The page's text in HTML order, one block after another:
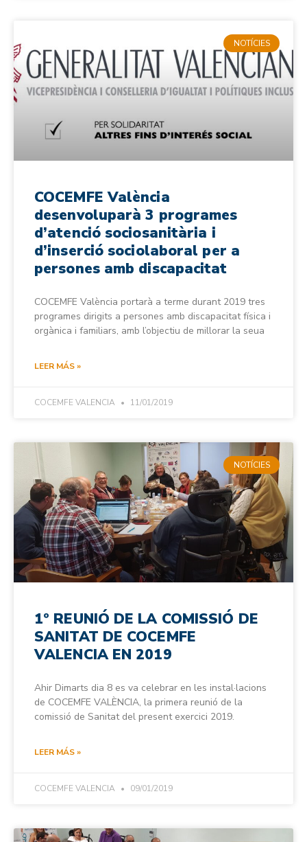
NOTÍCIES
COCEMFE València
desenvoluparà 3 programes
d’atenció sociosanitària i
d’inserció sociolaboral per a
persones amb discapacitat
COCEMFE València portarà a terme durant 2019 tres
programes dirigits a persones amb discapacitat física i
orgànica i familiars, amb l’objectiu de millorar la seua
LEER MÁS »
COCEMFE VALENCIA 11/01/2019
NOTÍCIES
1º REUNIÓ DE LA COMISSIÓ DE
SANITAT DE COCEMFE
VALENCIA EN 2019
Ahir Dimarts dia 8 es va celebrar en les instal·lacions
de COCEMFE VALÈNCIA, la primera reunió de la
comissió de Sanitat del present exercici 2019.
LEER MÁS »
COCEMFE VALENCIA 09/01/2019